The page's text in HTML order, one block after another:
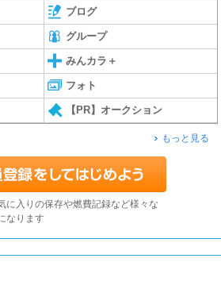
ブログ
グループ
みんカラ＋
フォト
【PR】オークション
もっと見る
に入りの保存や燃費記録など様々な
なります